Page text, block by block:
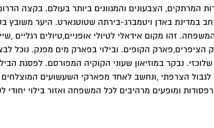
ובצפון ל-30 ק"מ. משתרע על שטח נרחב במדינת באדן ויטמברג-בירתה
זהו מקום אידאלי לטיולי אופניים,טיולים רגליים
הקופים. ובילוי בפארק מים מפנק. נוכל
נבקר במוזיאון שעוני הקוקיה המפורסם. לפסגת
הצרפתי ,ונחשב לאחד מפארקי השעשועים המוצלחים
ומופעים מרהיבים לכל המשפחה ואזור בילוי